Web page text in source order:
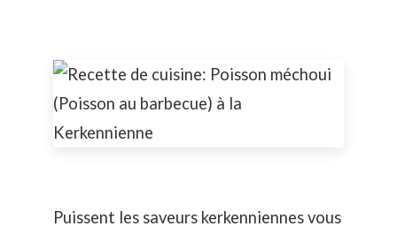
Puissent les saveurs kerkenniennes vous